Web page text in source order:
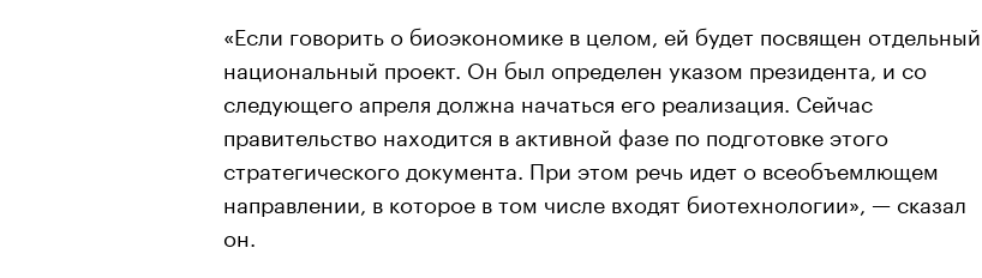
«Если говорить о биоэкономике в целом, ей будет посвящен отдельный
национальный проект. Он был определен указом президента, и со
следующего апреля должна начаться его реализация. Сейчас
правительство находится в активной фазе по подготовке этого
стратегического документа. При этом речь идет о всеобъемлющем
направлении, в которое в том числе входят биотехнологии», — сказал
он.